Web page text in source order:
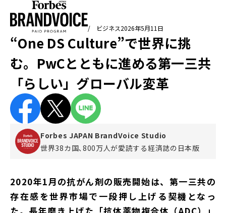
/ ビジネス2026年5月11日
“One DS Culture”で世界に挑
む。PwCとともに進める第一三共
「らしい」グローバル変革
Forbes JAPAN BrandVoice Studio
世界38カ国､800万人が愛読する 経済誌の日本版
2020年1月の抗がん剤の販売開始は、第一三共の
存在感を世界市場で一段押し上げる契機となっ